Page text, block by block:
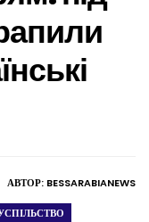
АВТОР: BESSARABIANEWS